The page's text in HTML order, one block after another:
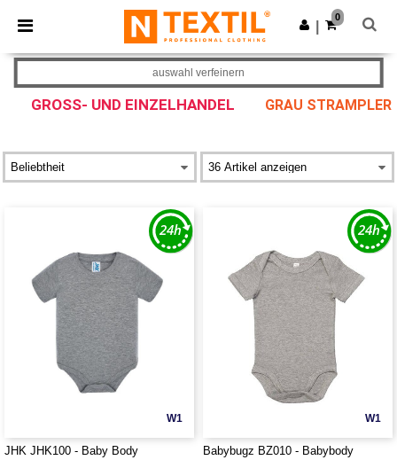
× Ntextil App
Bessere Preise in der App!
App holen
0
GROSS- UND EINZELHANDEL GRAU STRAMPLER
auswahl verfeinern
W1
JHK JHK100 - Baby Body
W1
Babybugz BZ010 - Babybody